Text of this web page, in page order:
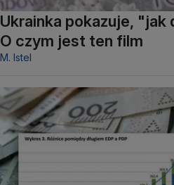
Ukrainka pokazuje, "jak
O czym jest ten film
M. Istel